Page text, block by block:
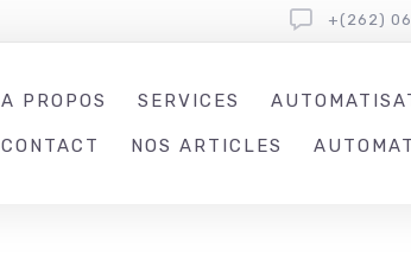
+(262)
A PROPOS SERVICES
CONTACT NOS ARTICLES